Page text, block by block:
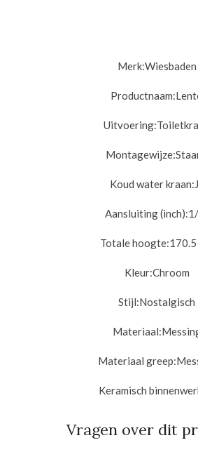
Merk:Wiesbaden
Productnaam:
Uitvoering:
Montagewijze:
Koud water kraan:
Aansluiting (inch):
Totale hoogte:170.5
Kleur:Chroom
Stijl:Nostalgisch
Materiaal:
Materiaal greep:
Keramisch
Vragen over dit